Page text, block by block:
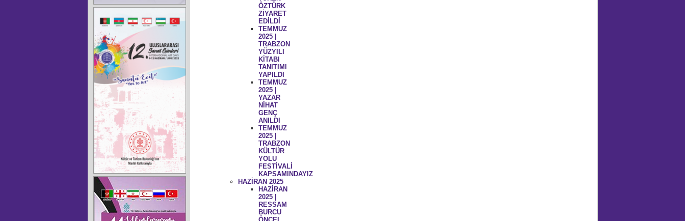
ÖZTÜRK
ZİYARET
EDİLDİ
TEMMUZ
2025 |
TRABZON
YÜZYILI
KİTABI
TANITIMI
YAPILDI
TEMMUZ
2025 |
YAZAR
NİHAT
GENÇ
ANILDI
TEMMUZ
2025 |
TRABZON
KÜLTÜR
YOLU
FESTİVALİ
KAPSAMINDAYIZ
HAZİRAN 2025
HAZİRAN
2025 |
RESSAM
BURCU